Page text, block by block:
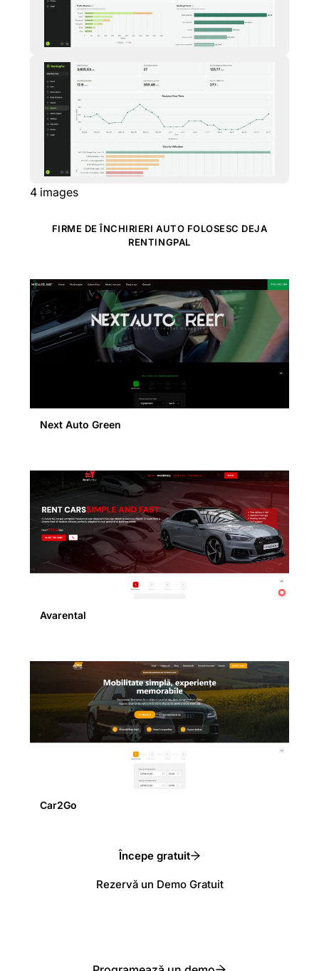
4 images
FIRME DE ÎNCHIRIERI AUTO FOLOSESC DEJA
RENTINGPAL
Next Auto Green
Avarental
Car2Go
Începe gratuit
Rezervă un Demo Gratuit